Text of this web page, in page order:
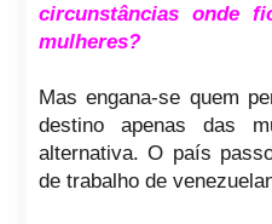
circunstâncias onde
mulheres?
Mas engana-se quem
destino apenas das
alternativa. O país
de trabalho de